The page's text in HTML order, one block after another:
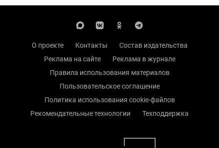
О проекте Контакты
Состав издательства
Реклама на сайте
Реклама в журнале
Правила использования материалов
Пользовательское соглашение
Политика использования cookie-файлов
Рекомендательные технологии
Техподдержка